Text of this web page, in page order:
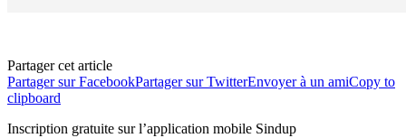
Partager cet article
Partager sur FacebookPartager sur TwitterEnvoyer à un amiCopy to
clipboard
Inscription gratuite sur l’application mobile Sindup